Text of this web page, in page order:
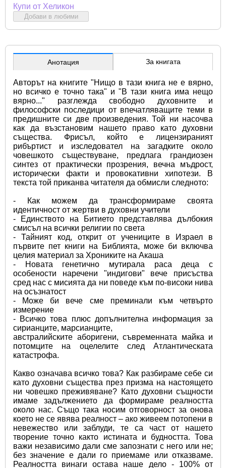
Купи от Хеликон
Добави в любими
Анотация За книгата
Авторът на книгите "Нищо в тази книга не е вярно,
но всичко е точно така" и "В тази книга има нещо
вярно..." разглежда свободно духовните и
философски последици от впечатляващите теми в
предишните си две произведения. Той ни насочва
как да възстановим нашето право като духовни
същества. Фрисъл, който е лицензираният
рибъртист и изследовател на загадките около
човешкото съществуване, предлага грандиозен
синтез от практически прозрения, вечна мъдрост,
исторически факти и провокативни хипотези. В
текста той приканва читателя да обмисли следното:
- Как можем да трансформираме своята
идентичност от жертви в духовни учители
- Единството на Битието представлява дълбокия
смисъл на всички религии по света
- Тайният код, открит от учениците в Израел в
първите пет книги на Библията, може би включва
целия материал за Хрониките на Акаша
- Новата генетично мутирала раса деца с
особености наречени "индигови" вече присъства
сред нас с мисията да ни поведе към по-високи нива
на осъзнатост
- Може би вече сме преминали към четвърто
измерение
- Всичко това плюс допълнителна информация за
сирианците, марсианците,
австралийските аборигени, съвременната майка и
потомците на оцелелите след Атлантическата
катастрофа.
Какво означава всичко това? Как разбираме себе си
като духовни същества през призма на настоящето
ни човешко преживяване? Като духовни същности
имаме задължението да формираме реалността
около нас. Също така носим отговорност за онова
което не се явява реалност – ако живеем потопени в
невежество или заблуди, те са част от нашето
творение точно както истината и будността. Това
важи независимо дали сме запознати с него или не;
без значение е дали го приемаме или отказваме.
Реалността винаги остава наше дело - 100% от